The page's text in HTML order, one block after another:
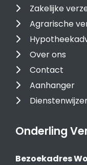
Zakelijke
Agrarische
Over ons
Contact
Aanhanger
Onderling
Bezoekadres